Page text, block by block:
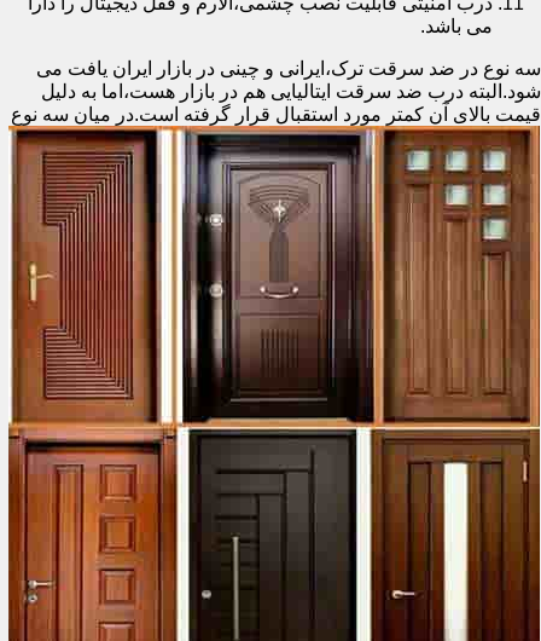
می باشد.
سه نوع در ضد سرقت ترک،ایرانی و چینی در بازار ایران یافت می
شود.البته درب ضد سرقت ایتالیایی هم در بازار هست،اما به دلیل
قیمت بالای آن کمتر مورد استقبال قرار گرفته است.در میان سه نوع